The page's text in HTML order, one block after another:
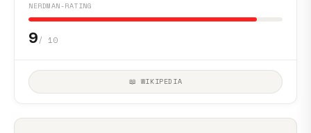
NERDMAN-RATING
9/ 10
📖 WIKIPEDIA